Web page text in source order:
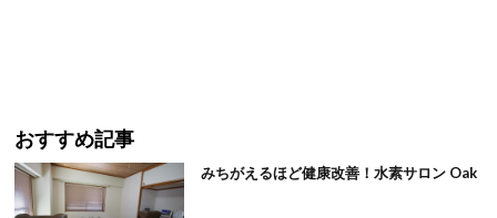
おすすめ記事
みちがえるほど健康改善！水素サロン Oak